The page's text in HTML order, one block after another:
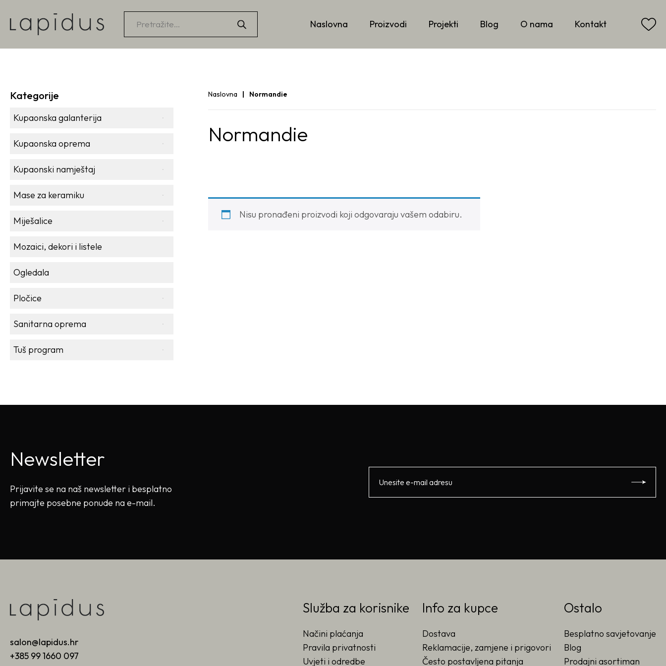
Products
search
Naslovna Proizvodi Projekti Blog O nama Kontakt
Kategorije
Kupaonska galanterija
Kupaonska oprema
Kupaonski namještaj
Mase za keramiku
Miješalice
Mozaici, dekori i listele
Ogledala
Pločice
Sanitarna oprema
Tuš program
Naslovna Normandie
Normandie
Nisu pronađeni proizvodi koji odgovaraju vašem odabiru.
Newsletter
Prijavite se na naš newsletter i besplatno
primajte posebne ponude na e-mail.
salon@lapidus.hr
+385 99 1660 097
Služba za korisnike
Načini plaćanja
Pravila privatnosti
Uvjeti i odredbe
Info za kupce
Dostava
Reklamacije, zamjene i prigovori
Često postavljena pitanja
Ostalo
Besplatno savjetovanje
Blog
Prodajni asortiman